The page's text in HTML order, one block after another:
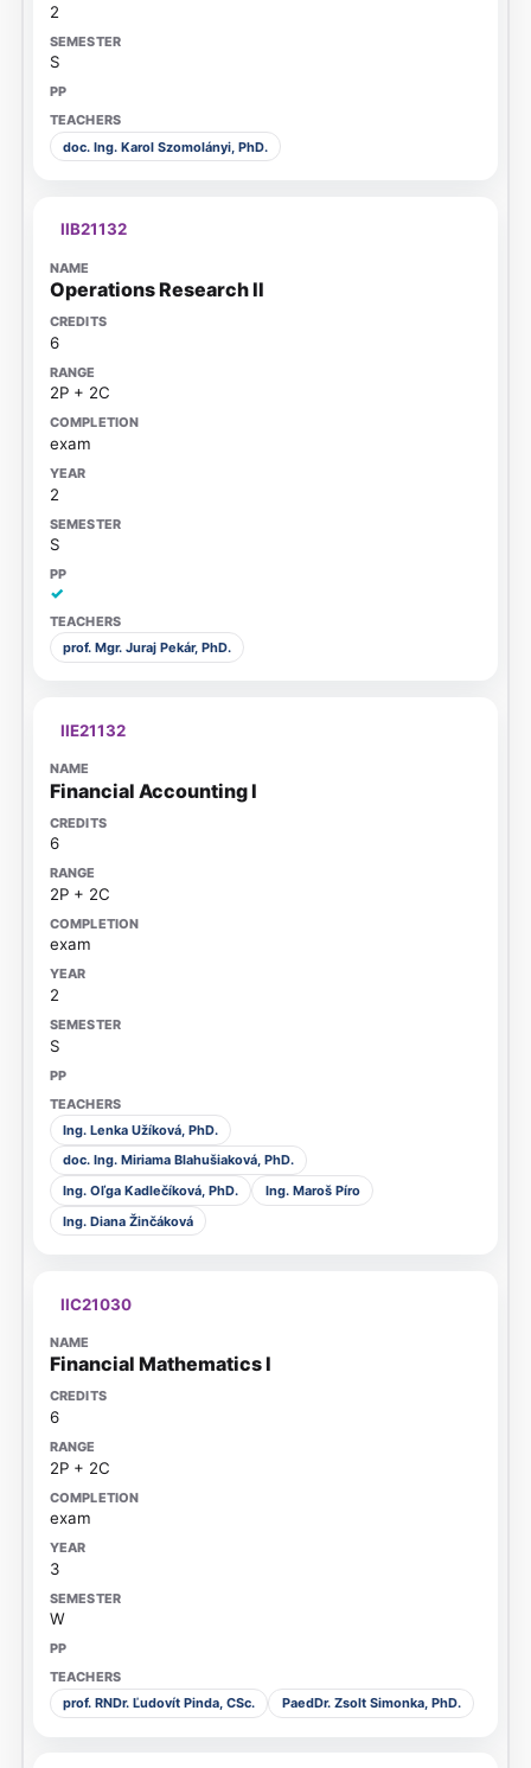
2
S
doc. Ing. Karol Szomolányi, PhD.
IIB21132
Operations Research II
6
2P + 2C
exam
2
S
✓
prof. Mgr. Juraj Pekár, PhD.
IIE21132
Financial Accounting I
6
2P + 2C
exam
2
S
Ing. Lenka Užíková, PhD.
doc. Ing. Miriama Blahušiaková, PhD.
Ing. Oľga Kadlečíková, PhD.
Ing. Maroš Píro
Ing. Diana Žinčáková
IIC21030
Financial Mathematics I
6
2P + 2C
exam
3
W
prof. RNDr. Ľudovít Pinda, CSc. PaedDr. Zsolt Simonka, PhD.